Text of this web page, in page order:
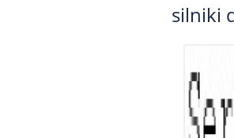
silniki